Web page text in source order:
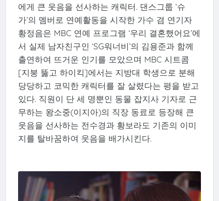
에게 큰 웃음을 선사하는 캐릭터. 댄스그룹 ‘슈
가’의 멤버로 연예활동을 시작한 가수 겸 연기자
황정음은 MBC 연예 프로그램 ‘우리 결혼했어요’에
서 실제 남자친구인 ‘SG워너비’의 김용준과 함께
출연하여 뜨거운 인기를 모았으며 MBC 시트콤
[지붕 뚫고 하이킥]에서는 지방대 학생으로 분해
당당하고 코믹한 캐릭터를 잘 살렸다는 평을 받고
있다. 직원이 단 세 명뿐인 동물 잡지사 기자로 근
무하는 왕소중(이지아)의 직장 동료로 등장해 큰
웃음을 선사하는 전수경과 황보라도 기존의 이미
지를 탈바꿈하여 웃음을 배가시킨다.